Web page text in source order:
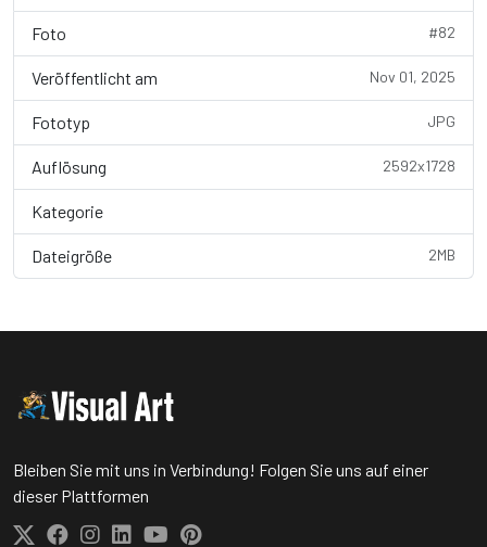
Foto #82
Veröffentlicht am Nov 01, 2025
Fototyp JPG
Auflösung 2592x1728
Kategorie
Dateigröße 2MB
Bleiben Sie mit uns in Verbindung! Folgen Sie uns auf einer
dieser Plattformen